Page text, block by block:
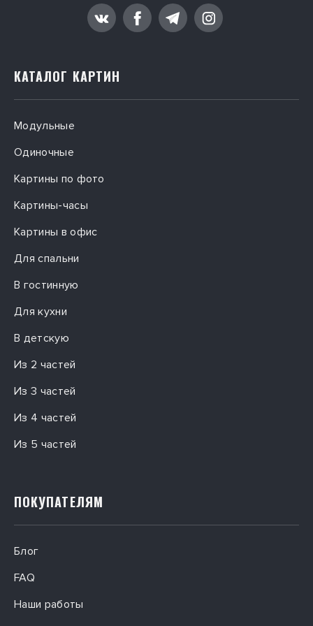
РФ — по прайсу популярных транспортных компаний.
КАТАЛОГ КАРТИН
Модульные
Одиночные
Картины по фото
Картины-часы
Картины в офис
Для спальни
В гостинную
Для кухни
В детскую
Из 2 частей
Из 3 частей
Из 4 частей
Из 5 частей
ПОКУПАТЕЛЯМ
Блог
FAQ
Наши работы